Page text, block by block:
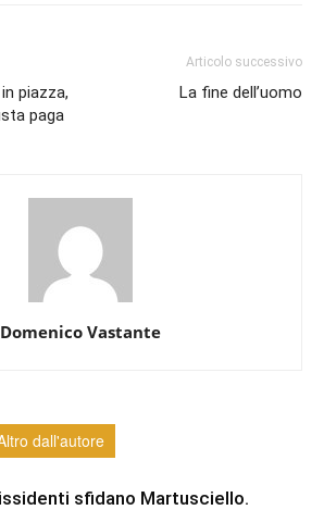
piazza,
paga
Articolo successivo
La fine dell’uomo
Domenico Vastante
dall'autore
sfidano Martusciello.